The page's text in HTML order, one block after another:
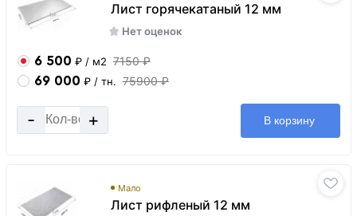
Лист горячекатаный 12 мм
Нет оценок
6 500 ₽ / м2 7150 ₽
69 000 ₽ / тн. 75900 ₽
- + В корзину
Мало
Лист рифленый 12 мм